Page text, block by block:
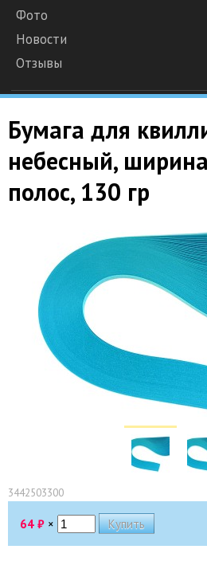
Фото
Новости
Отзывы
Бумага для
небесный,
полос, 130 гр
3442503300
64 ₽ ×